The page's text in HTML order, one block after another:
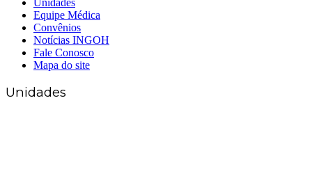
Equipe Médica
Convênios
Notícias INGOH
Fale Conosco
Mapa do site
Unidades